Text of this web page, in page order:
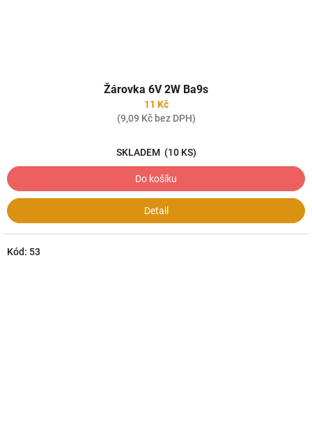
Žárovka 6V 2W Ba9s
11 Kč
(9,09 Kč bez DPH)
SKLADEM (10 KS)
Do košíku
Detail
Kód: 53